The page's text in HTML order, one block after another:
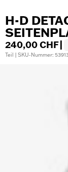
H-D
240,00 CHF
Teil | SKU-Nummer: